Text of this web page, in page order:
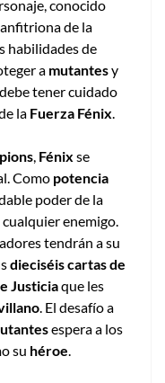
conocido
de la
habilidades de
a mutantesy
tener cuidado
la Fuerza Fénix.
, Fénix se
Como potencia
poder de la
enemigo.
tendrán a su
dieciséis cartas de
Justiciaque les
. El desafío a
espera a los
su héroe.